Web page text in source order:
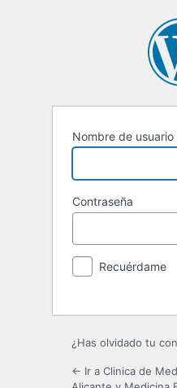
Nombre de
Contraseña
Recuérdame
¿Has olvidado tu
← Ir a Clinica de